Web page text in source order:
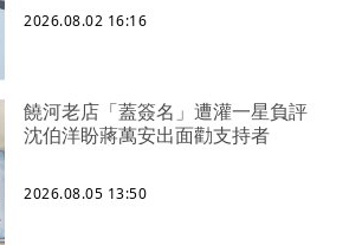
2026.08.02 16:16
饒河老店「蓋簽名」遭灌一星負評
沈伯洋盼蔣萬安出面勸支持者
2026.08.05 13:50